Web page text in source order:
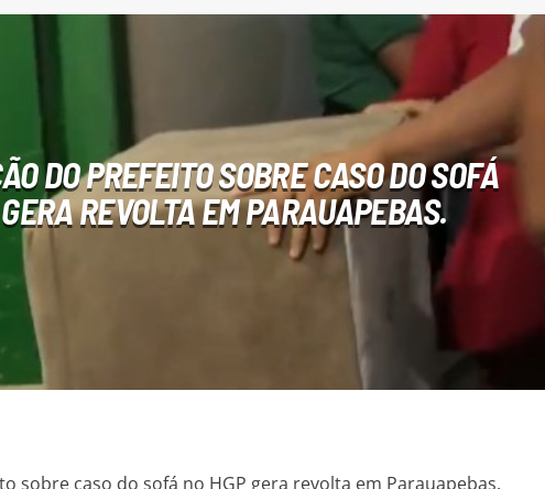
DO PREFEITO SOBRE CASO DO SOFÁ
REVOLTA EM PARAUAPEBAS.
sobre caso do sofá no HGP gera revolta em Parauapebas.